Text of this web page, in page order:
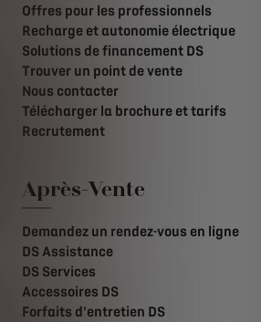
Offres pour les professionnels
Recharge et autonomie électrique
Solutions de financement DS
Trouver un point de vente
Nous contacter
Télécharger la brochure et tarifs
Recrutement
Après-Vente
Demandez un rendez-vous en ligne
DS Assistance
DS Services
Accessoires DS
Forfaits d'entretien DS